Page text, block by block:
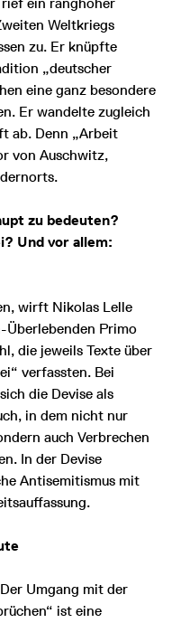
Weltkriegs
zu. Er knüpfte
„deutscher
eine ganz besondere
Er wandelte zugleich
ab. Denn „Arbeit
von Auschwitz,
zu bedeuten?
Und vor allem:
wirft Nikolas Lelle
Überlebenden Primo
die jeweils Texte über
verfassten. Bei
die Devise als
in dem nicht nur
auch Verbrechen
In der Devise
Antisemitismus mit
Umgang mit der
ist eine